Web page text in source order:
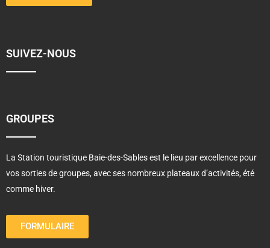
SUIVEZ-NOUS
GROUPES
La Station touristique Baie-des-Sables est le lieu par excellence pour
vos sorties de groupes, avec ses nombreux plateaux d’activités, été
comme hiver.
FORMULAIRE